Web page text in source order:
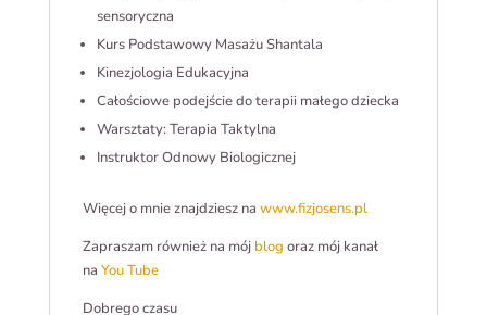
sensoryczna
Kurs Podstawowy Masażu Shantala
Kinezjologia Edukacyjna
Całościowe podejście do terapii małego dziecka
Warsztaty: Terapia Taktylna
Instruktor Odnowy Biologicznej
Więcej o mnie znajdziesz na www.fizjosens.pl
Zapraszam również na mój blog oraz mój kanał
na You Tube
Dobrego czasu